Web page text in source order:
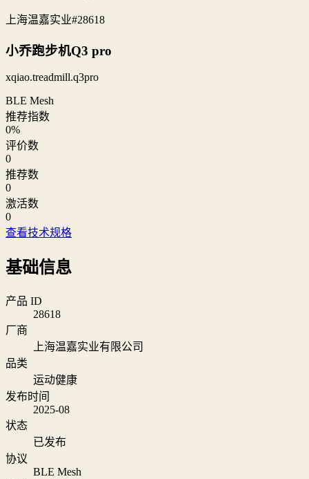
上海温嘉实业#28618
小乔跑步机Q3 pro
xqiao.treadmill.q3pro
BLE Mesh
推荐指数
0%
评价数
0
推荐数
0
激活数
0
查看技术规格
基础信息
产品 ID
28618
厂商
上海温嘉实业有限公司
品类
运动健康
发布时间
2025-08
状态
已发布
协议
BLE Mesh